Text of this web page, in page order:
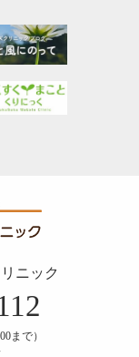
ニック
まで）